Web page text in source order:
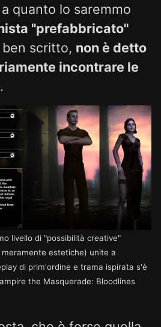
quanto lo saremmo
"prefabbricato"
scritto, non è detto
incontrare le
.
livello di "possibilità creative"
estetiche) unite a
di prim'ordine e trama ispirata s'è
the Masquerade: Bloodlines